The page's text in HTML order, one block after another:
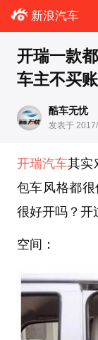
新浪汽车
开瑞一款
车主不买
酷车无忧
发表于
开瑞汽车其实
包车风格都
很好开吗？开
空间：